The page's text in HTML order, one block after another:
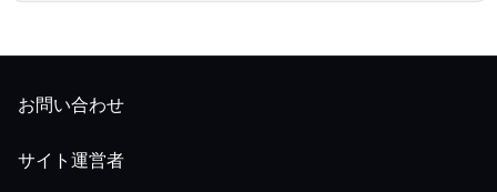
お問い合わせ
サイト運営者